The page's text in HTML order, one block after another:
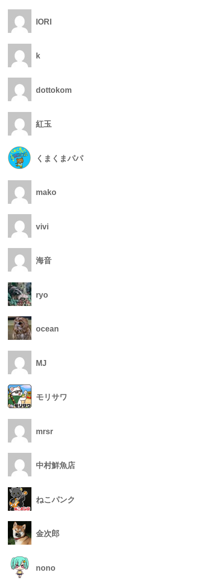
IORI
k
dottokom
紅玉
くまくまパパ
mako
vivi
海音
ryo
ocean
MJ
モリサワ
mrsr
中村鮮魚店
ねこパンク
金次郎
nono